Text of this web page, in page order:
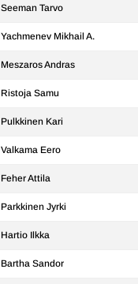
Seeman Tarvo
Yachmenev Mikhail A.
Meszaros Andras
Ristoja Samu
Pulkkinen Kari
Valkama Eero
Feher Attila
Parkkinen Jyrki
Hartio Ilkka
Bartha Sandor